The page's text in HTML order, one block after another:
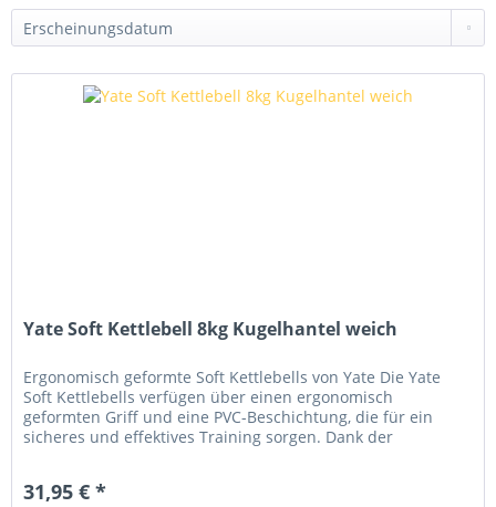
Yate Soft Kettlebell 8kg Kugelhantel weich
Ergonomisch geformte Soft Kettlebells von Yate Die Yate
Soft Kettlebells verfügen über einen ergonomisch
geformten Griff und eine PVC-Beschichtung, die für ein
sicheres und effektives Training sorgen. Dank der
31,95 € *